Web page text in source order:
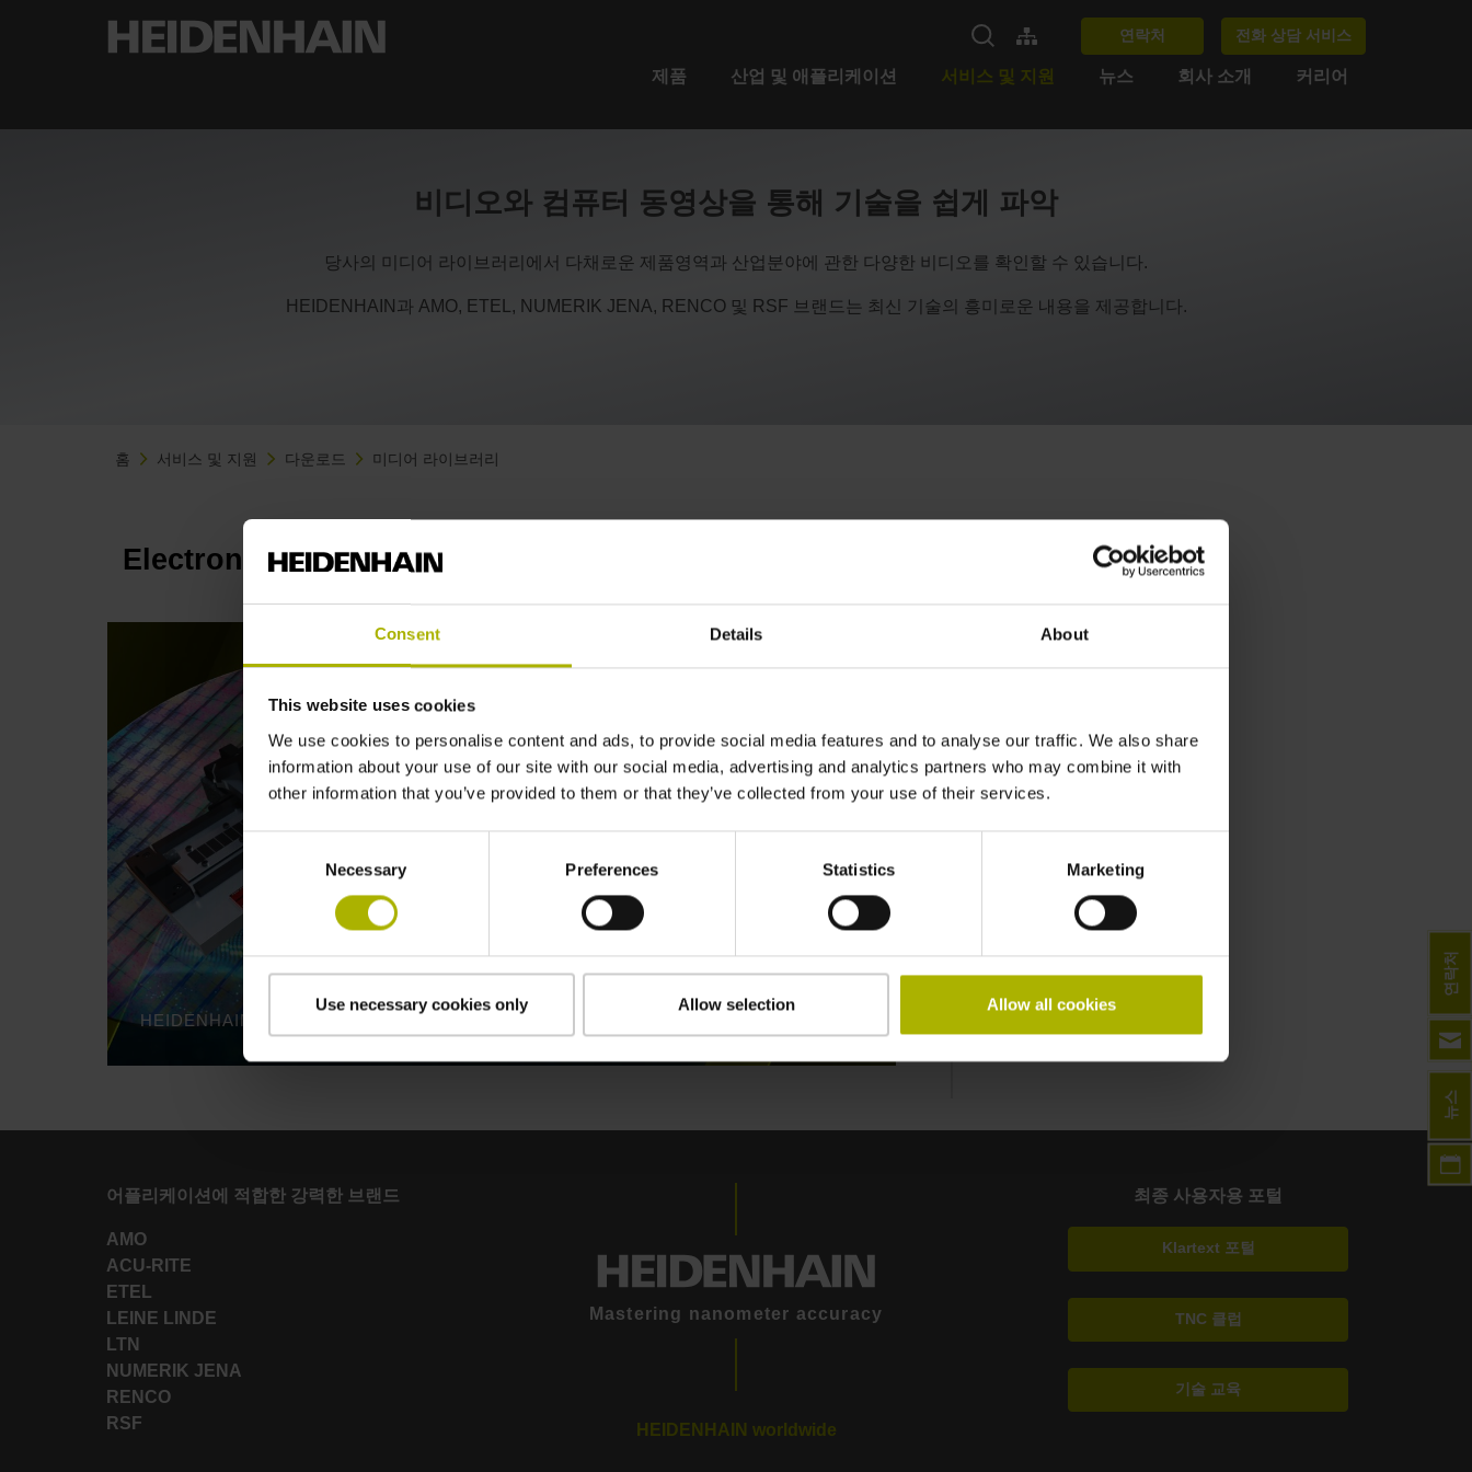
Consent Details About
This website uses cookies
We use cookies to personalise content and ads, to provide social media features and to analyse our traffic. We also share
information about your use of our site with our social media, advertising and analytics partners who may combine it with
other information that you’ve provided to them or that they’ve collected from your use of their services.
Consent
Selection
Necessary Preferences Statistics Marketing
Use necessary cookies only Allow selection Allow all cookies
연락처 전화 상담 서비스
제품 산업 및 애플리케이션 서비스 및 지원 뉴스 회사 소개 커리어
비디오와 컴퓨터 동영상을 통해 기술을 쉽게 파악
당사의 미디어 라이브러리에서 다채로운 제품영역과 산업분야에 관한 다양한 비디오를 확인할 수 있습니다.
HEIDENHAIN과 AMO, ETEL, NUMERIK JENA, RENCO 및 RSF 브랜드는 최신 기술의 흥미로운 내용을 제공합니다.
홈 서비스 및 지원 다운로드 미디어 라이브러리
Electronics: enter a new dimension | HEIDENHAIN
HEIDENHAIN DIGITAL SEMICONDUCTOR EVENT 2022
어플리케이션에 적합한 강력한 브랜드
AMO
ACU-RITE
ETEL
LEINE LINDE
LTN
NUMERIK JENA
RENCO
RSF
Mastering nanometer accuracy
HEIDENHAIN worldwide
최종 사용자용 포털
Klartext 포털
TNC 클럽
기술 교육
뉴스
연락처